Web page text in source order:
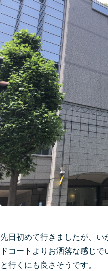
先日初めて行きましたが、
ドコートよりお洒落な感じ
と行くにも良さそうです。